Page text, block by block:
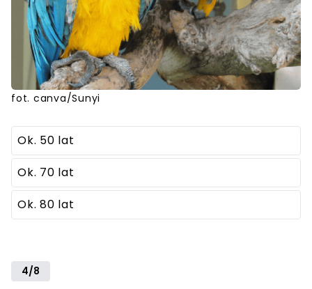
fot. canva/Sunyi
Ok. 50 lat
Ok. 70 lat
Ok. 80 lat
4/8